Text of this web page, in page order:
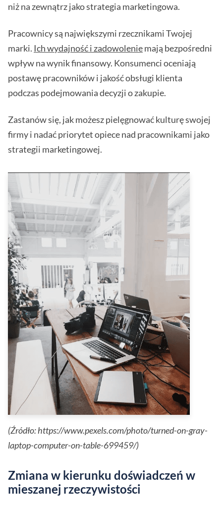
niż na zewnątrz jako strategia marketingowa.
Pracownicy są największymi rzecznikami Twojej
marki. Ich wydajność i zadowoleniemają bezpośredni
wpływ na wynik finansowy. Konsumenci oceniają
postawę pracowników i jakość obsługi klienta
podczas podejmowania decyzji o zakupie.
Zastanów się, jak możesz pielęgnować kulturę swojej
firmy i nadać priorytet opiece nad pracownikami jako
strategii marketingowej.
(Źródło: https://www.pexels.com/photo/turned-on-gray-
laptop-computer-on-table-699459/)
Zmiana w kierunku doświadczeń w
mieszanej rzeczywistości